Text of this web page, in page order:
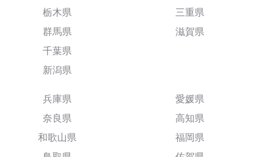
栃木県
群馬県
千葉県
新潟県
三重県
滋賀県
兵庫県
奈良県
和歌山県
愛媛県
高知県
福岡県